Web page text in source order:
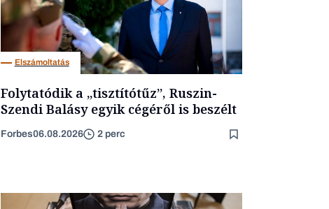
Elszámoltatás
Folytatódik a „tisztítótűz”, Ruszin-
Szendi Balásy egyik cégéről is beszélt
Forbes06.08.2026 2 perc